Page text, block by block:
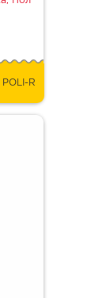
POLI-R